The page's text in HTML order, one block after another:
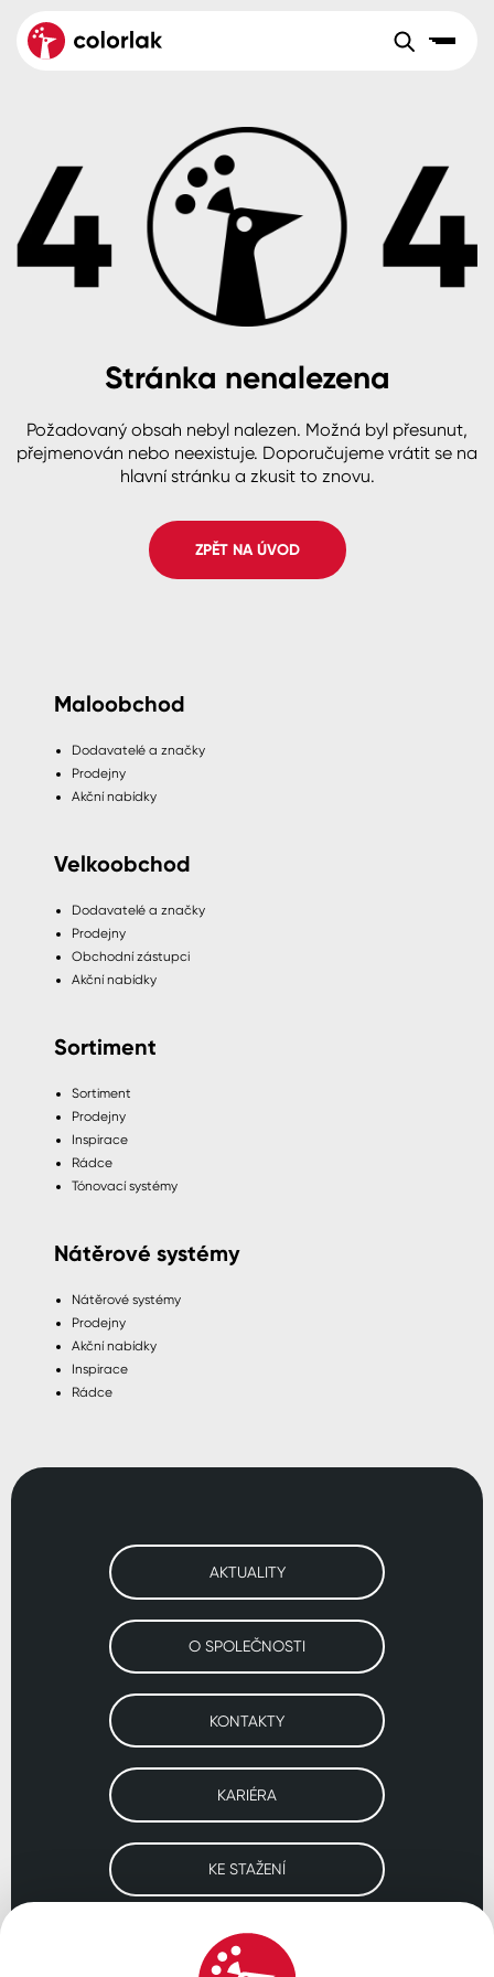
Velkoobchod Sortiment
Aktuality
Reference
O společnosti
B2B +420 800 145 555Po – Pá: 8:00–15:00
Česko
Slovensko Polsko Worldwide
Dřevo
Beton, asfalt, minerální podklady
Plast, sklo, keramika
Stěny
Fasády
Spreje
Colorlak Dekor
Colorlak Profi
Colorlak Pta
Stránka nenalezena
Požadovaný obsah nebyl nalezen. Možná byl přesunut,
přejmenován nebo neexistuje. Doporučujeme vrátit se na
hlavní stránku a zkusit to znovu.
ZPĚT NA ÚVOD
Maloobchod
Dodavatelé a značky
Prodejny
Akční nabídky
Velkoobchod
Dodavatelé a značky
Prodejny
Obchodní zástupci
Akční nabídky
Sortiment
Sortiment
Prodejny
Inspirace
Rádce
Tónovací systémy
Nátěrové systémy
Nátěrové systémy
Prodejny
Akční nabídky
Inspirace
Rádce
AKTUALITY
O SPOLEČNOSTI
KONTAKTY
KARIÉRA
KE STAŽENÍ
Navštivte naše pobočky